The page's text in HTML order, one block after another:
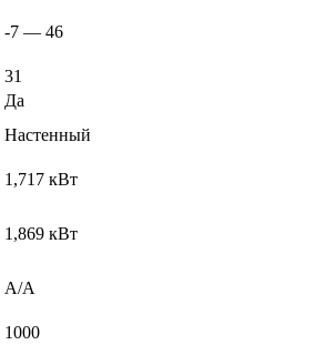
-7 — 46
31
Да
Настенный
1,717 кВт
1,869 кВт
A/A
1000